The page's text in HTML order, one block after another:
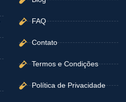
FAQ
Contato
Termos e Condições
Política de Privacidade